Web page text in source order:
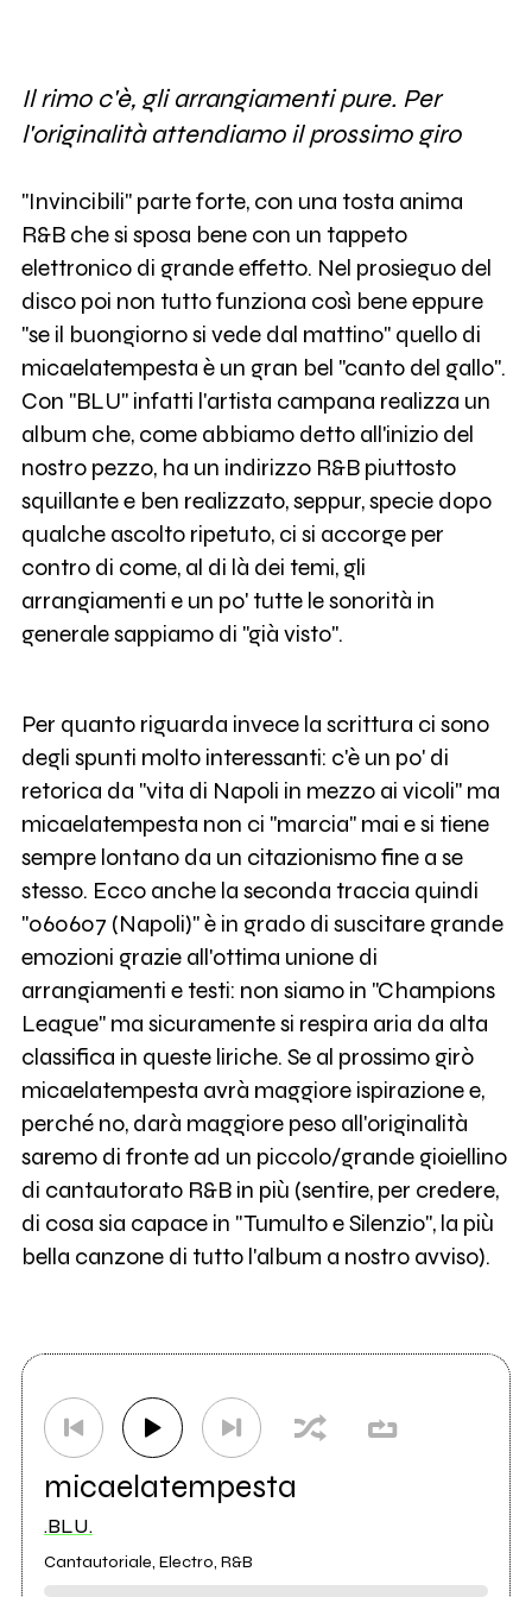
Il rimo c'è, gli arrangiamenti pure. Per
l'originalità attendiamo il prossimo giro
"Invincibili" parte forte, con una tosta anima
R&B che si sposa bene con un tappeto
elettronico di grande effetto. Nel prosieguo del
disco poi non tutto funziona così bene eppure
"se il buongiorno si vede dal mattino" quello di
micaelatempesta è un gran bel "canto del gallo".
Con "BLU" infatti l'artista campana realizza un
album che, come abbiamo detto all'inizio del
nostro pezzo, ha un indirizzo R&B piuttosto
squillante e ben realizzato, seppur, specie dopo
qualche ascolto ripetuto, ci si accorge per
contro di come, al di là dei temi, gli
arrangiamenti e un po' tutte le sonorità in
generale sappiamo di "già visto".
Per quanto riguarda invece la scrittura ci sono
degli spunti molto interessanti: c'è un po' di
retorica da "vita di Napoli in mezzo ai vicoli" ma
micaelatempesta non ci "marcia" mai e si tiene
sempre lontano da un citazionismo fine a se
stesso. Ecco anche la seconda traccia quindi
"060607 (Napoli)" è in grado di suscitare grande
emozioni grazie all'ottima unione di
arrangiamenti e testi: non siamo in "Champions
League" ma sicuramente si respira aria da alta
classifica in queste liriche. Se al prossimo girò
micaelatempesta avrà maggiore ispirazione e,
perché no, darà maggiore peso all'originalità
saremo di fronte ad un piccolo/grande gioiellino
di cantautorato R&B in più (sentire, per credere,
di cosa sia capace in "Tumulto e Silenzio", la più
bella canzone di tutto l'album a nostro avviso).
micaelatempesta
.BLU.
Cantautoriale, Electro, R&B